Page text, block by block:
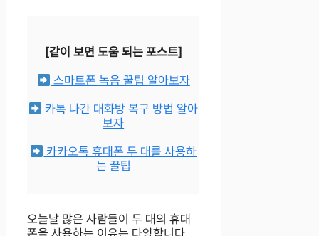
[같이 보면 도움 되는 포스트]
스마트폰 녹음 꿀팁 알아보자
카톡 나간 대화방 복구 방법 알아
보자
카카오톡 휴대폰 두 대를 사용하
는 꿀팁
오늘날 많은 사람들이 두 대의 휴대